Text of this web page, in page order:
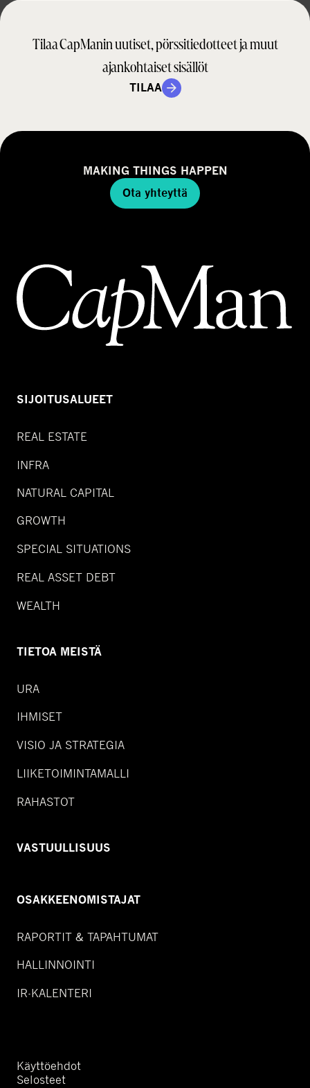
Tilaa CapManin uutiset, pörssitiedotteet ja muut
ajankohtaiset sisällöt
TILAA
MAKING THINGS HAPPEN
Ota yhteyttä
SIJOITUSALUEET
REAL ESTATE
INFRA
NATURAL CAPITAL
GROWTH
SPECIAL SITUATIONS
REAL ASSET DEBT
WEALTH
TIETOA MEISTÄ
URA
IHMISET
VISIO JA STRATEGIA
LIIKETOIMINTAMALLI
RAHASTOT
VASTUULLISUUS
OSAKKEENOMISTAJAT
RAPORTIT & TAPAHTUMAT
HALLINNOINTI
IR-KALENTERI
Käyttöehdot
Selosteet